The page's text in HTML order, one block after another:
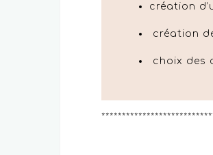
création
création
choix des